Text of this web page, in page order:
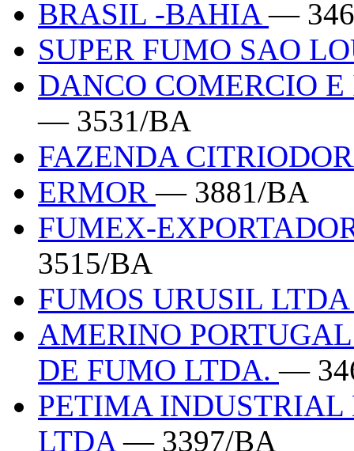
BRASIL -BAHIA—
SUPER FUMO SAO
DANCO COMERCIO
— 3531/BA
FAZENDA
ERMOR— 3881/BA
FUMEX-
3515/BA
FUMOS URUSIL
AMERINO
DE FUMO LTDA.—
PETIMA INDUSTRIAL
LTDA— 3397/BA